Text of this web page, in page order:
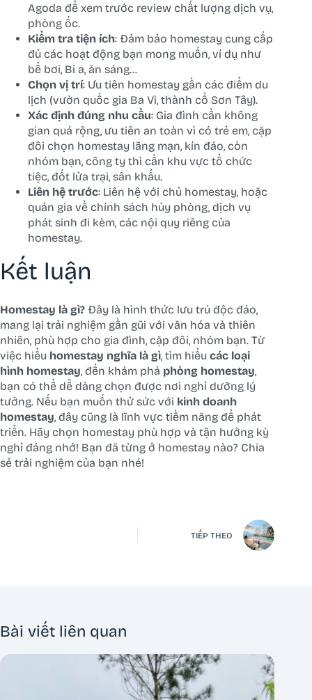
Agoda để xem trước review chất lượng dịch vụ,
phòng ốc.
Kiểm tra tiện ích: Đảm bảo homestay cung cấp
đủ các hoạt động bạn mong muốn, ví dụ như
bể bơi, Bi a, ăn sáng…
Chọn vị trí: Ưu tiên homestay gần các điểm du
lịch (vườn quốc gia Ba Vì, thành cổ Sơn Tây).
Xác định đúng nhu cầu: Gia đình cần không
gian quá rộng, ưu tiên an toàn vì có trẻ em, cặp
đôi chọn homestay lãng mạn, kín đáo, còn
nhóm bạn, công ty thì cần khu vực tổ chức
tiệc, đốt lửa trại, sân khấu.
Liên hệ trước: Liên hệ với chủ homestay, hoặc
quản gia về chính sách hủy phòng, dịch vụ
phát sinh đi kèm, các nội quy riêng của
homestay.
Kết luận
Homestay là gì? Đây là hình thức lưu trú độc đáo,
mang lại trải nghiệm gần gũi với văn hóa và thiên
nhiên, phù hợp cho gia đình, cặp đôi, nhóm bạn. Từ
việc hiểu homestay nghĩa là gì, tìm hiểu các loại
hình homestay, đến khám phá phòng homestay,
bạn có thể dễ dàng chọn được nơi nghỉ dưỡng lý
tưởng. Nếu bạn muốn thử sức với kinh doanh
homestay, đây cũng là lĩnh vực tiềm năng để phát
triển. Hãy chọn homestay phù hợp và tận hưởng kỳ
nghỉ đáng nhớ! Bạn đã từng ở homestay nào? Chia
sẻ trải nghiệm của bạn nhé!
TIẾP THEO
Bài viết liên quan